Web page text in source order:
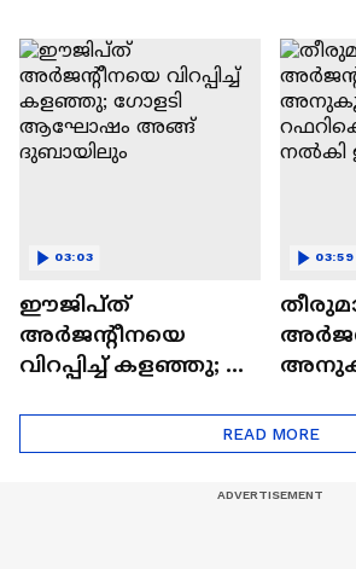
അർജന്റീനയുടെ
എതിരാളി
സ്വിറ്റ്സർലൻഡ്
ഈജിപ്ത്
അർജന്റീനയെ
വിറപ്പിച്ച് കളഞ്ഞു; ​
അങ്ങ് ദുബായിലും
03:03 03:59
READ MORE